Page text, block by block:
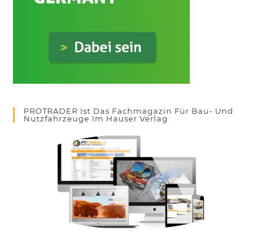
PROTRADER Ist Das Fachmagazin Für Bau- Und
Nutzfahrzeuge Im Hauser Verlag